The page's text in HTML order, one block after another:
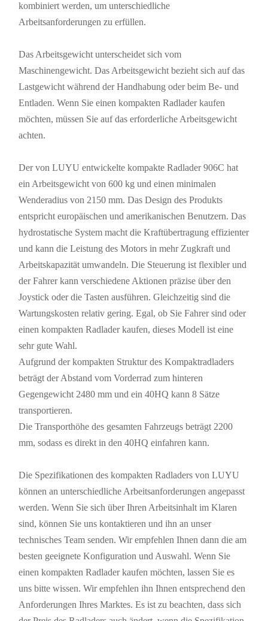
kombiniert werden, um unterschiedliche
Arbeitsanforderungen zu erfüllen.
Das Arbeitsgewicht unterscheidet sich vom
Maschinengewicht. Das Arbeitsgewicht bezieht sich auf das
Lastgewicht während der Handhabung oder beim Be- und
Entladen. Wenn Sie einen kompakten Radlader kaufen
möchten, müssen Sie auf das erforderliche Arbeitsgewicht
achten.
Der von LUYU entwickelte kompakte Radlader 906C hat
ein Arbeitsgewicht von 600 kg und einen minimalen
Wenderadius von 2150 mm. Das Design des Produkts
entspricht europäischen und amerikanischen Benutzern. Das
hydrostatische System macht die Kraftübertragung effizienter
und kann die Leistung des Motors in mehr Zugkraft und
Arbeitskapazität umwandeln. Die Steuerung ist flexibler und
der Fahrer kann verschiedene Aktionen präzise über den
Joystick oder die Tasten ausführen. Gleichzeitig sind die
Wartungskosten relativ gering. Egal, ob Sie Fahrer sind oder
einen kompakten Radlader kaufen, dieses Modell ist eine
sehr gute Wahl.
Aufgrund der kompakten Struktur des Kompaktradladers
beträgt der Abstand vom Vorderrad zum hinteren
Gegengewicht 2480 mm und ein 40HQ kann 8 Sätze
transportieren.
Die Transporthöhe des gesamten Fahrzeugs beträgt 2200
mm, sodass es direkt in den 40HQ einfahren kann.
Die Spezifikationen des kompakten Radladers von LUYU
können an unterschiedliche Arbeitsanforderungen angepasst
werden. Wenn Sie sich über Ihren Arbeitsinhalt im Klaren
sind, können Sie uns kontaktieren und ihn an unser
technisches Team senden. Wir empfehlen Ihnen dann die am
besten geeignete Konfiguration und Auswahl. Wenn Sie
einen kompakten Radlader kaufen möchten, lassen Sie es
uns bitte wissen. Wir empfehlen ihn Ihnen entsprechend den
Anforderungen Ihres Marktes. Es ist zu beachten, dass sich